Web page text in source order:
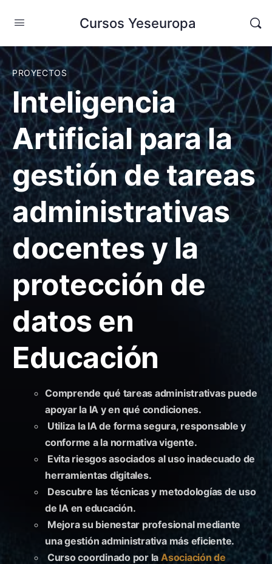
Cursos Yeseuropa
PROYECTOS
Inteligencia
Artificial para la
gestión de tareas
administrativas
docentes y la
protección de
datos en
Educación
Comprende qué tareas administrativas puede
apoyar la IA y en qué condiciones.
Utiliza la IA de forma segura, responsable y
conforme a la normativa vigente.
Evita riesgos asociados al uso inadecuado de
herramientas digitales.
Descubre las técnicas y metodologías de uso
de IA en educación.
Mejora su bienestar profesional mediante
una gestión administrativa más eficiente.
Curso coordinado por la Asociación de